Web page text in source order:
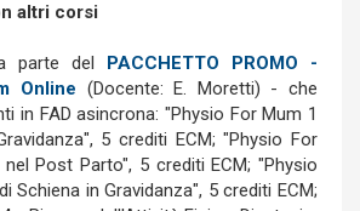
altri corsi
parte del
PACCHETTO PROMO -
Online (Docente: E. Moretti) - che
in FAD asincrona: "Physio For Mum 1
5 crediti ECM; "Physio For
Post Parto", 5 crediti ECM; "Physio
Schiena in Gravidanza", 5 crediti ECM;